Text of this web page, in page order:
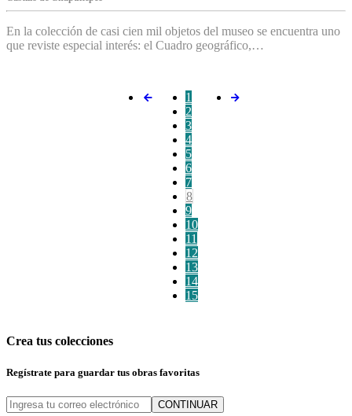
En la colección de casi cien mil objetos del museo se encuentra uno
que reviste especial interés: el Cuadro geográfico,…
1
2
3
4
5
6
7
8
9
10
11
12
13
14
15
Crea tus colecciones
Regístrate para guardar tus obras favoritas
CONTINUAR